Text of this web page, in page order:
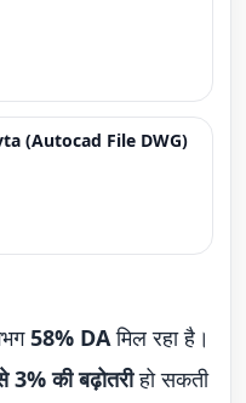
(Autocad File DWG)
58% DAमिल रहा है।
3% की बढ़ोतरीहो सकती